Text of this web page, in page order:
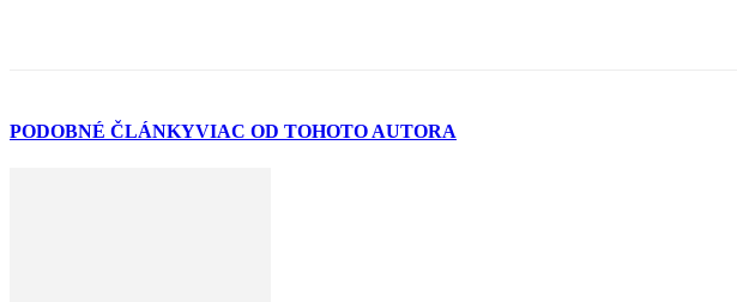
PODOBNÉ ČLÁNKYVIAC OD TOHOTO AUTORA